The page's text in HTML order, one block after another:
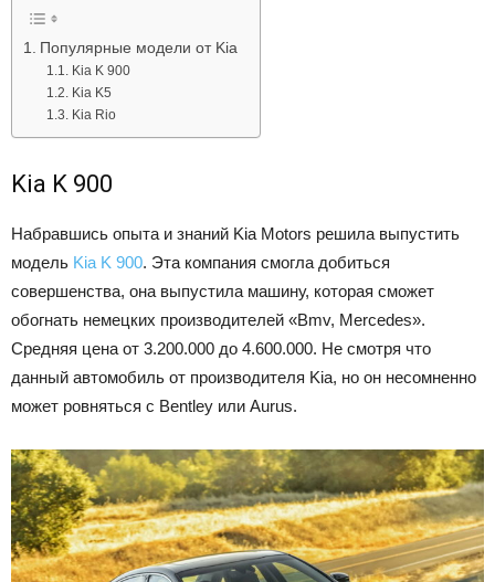
Популярные модели от Kia
Kia K 900
Kia K5
Kia Rio
Kia K 900
Набравшись опыта и знаний Kia Motors решила выпустить
модель Kia K 900. Эта компания смогла добиться
совершенства, она выпустила машину, которая сможет
обогнать немецких производителей «Bmv, Mercedes».
Средняя цена от 3.200.000 до 4.600.000. Не смотря что
данный автомобиль от производителя Kia, но он несомненно
может ровняться с Bentley или Aurus.